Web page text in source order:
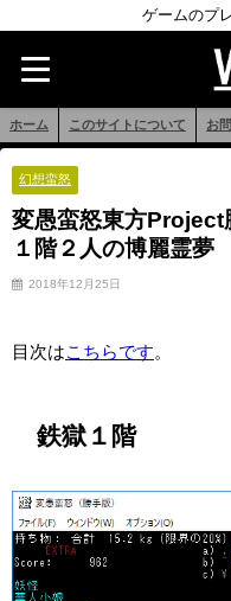
ゲームのプ
ホーム このサイトについて お
幻想蛮怒
変愚蛮怒東方Project
１階２人の博麗霊夢
2018年12月25日
目次は こちらです
鉄獄１階